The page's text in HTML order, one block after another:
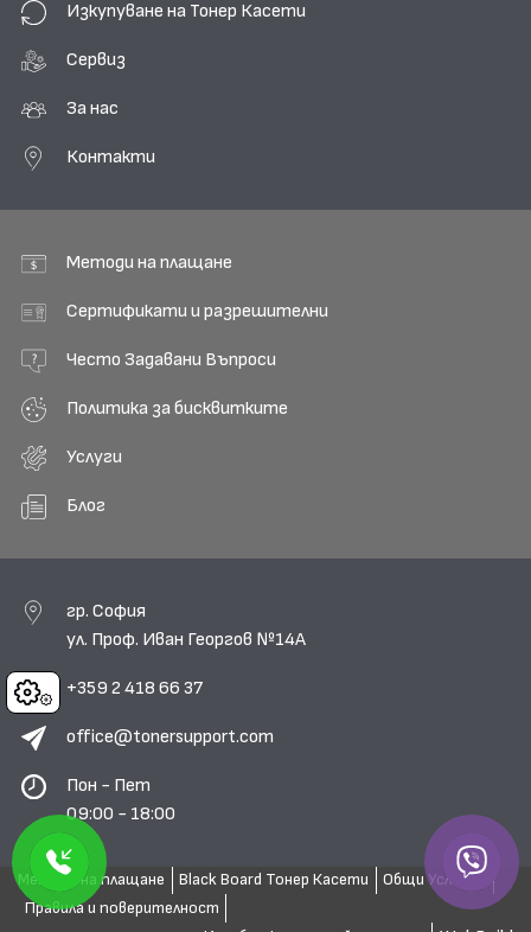
Cookies
Изкупуване на Тонер Касети
Сервиз
За нас
Контакти
Методи на плащане
Сертификати и разрешителни
Често Задавани Въпроси
Политика за бисквитките
Услуги
Блог
гр. София
ул. Проф. Иван Георгов №14А
+359 2 418 66 37
office@tonersupport.com
Пон - Пет
09:00 - 18:00
Методи на плащане Black Board Тонер Касети
Общи Условия
Правила и поверителност